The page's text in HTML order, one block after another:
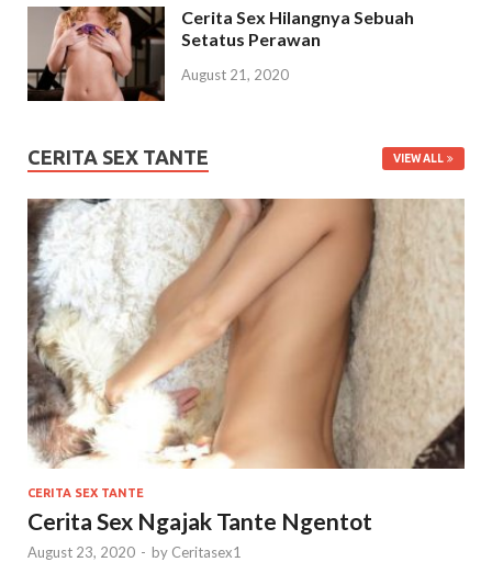
Cerita Sex Hilangnya Sebuah
Setatus Perawan
August 21, 2020
CERITA SEX TANTE VIEW ALL
CERITA SEX TANTE
Cerita Sex Ngajak Tante Ngentot
August 23, 2020 - by Ceritasex1